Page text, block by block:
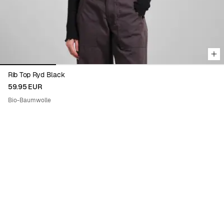
Rib Top Ryd Black
59.95 EUR
Bio-Baumwolle